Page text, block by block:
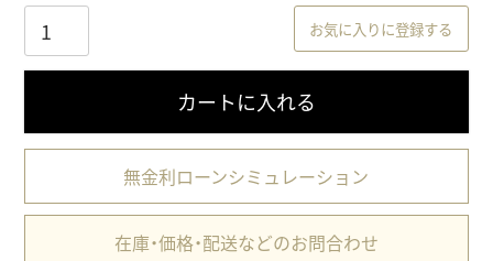
お気に入りに登録する
カートに入れる
無金利ローンシミュレーション
在庫・価格・配送などのお問合わせ